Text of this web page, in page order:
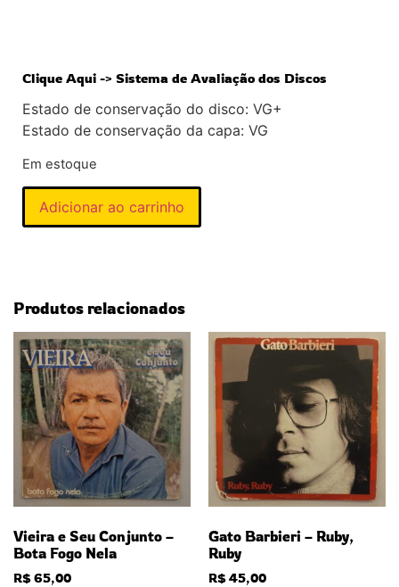
Clique Aqui -> Sistema de Avaliação dos Discos
Estado de conservação do disco: VG+
Estado de conservação da capa: VG
Em estoque
Adicionar ao carrinho
Produtos relacionados
Vieira e Seu Conjunto –
Bota Fogo Nela
R$65,00
Gato Barbieri – Ruby,
Ruby
R$45,00